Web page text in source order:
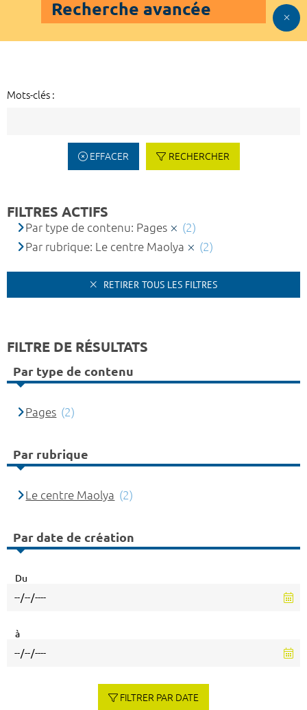
Recherche avancée
Mots-clés :
EFFACER RECHERCHER
FILTRES ACTIFS
Par type de contenu: Pages
(2)
Par rubrique: Le centre Maolya
(2)
RETIRER TOUS LES FILTRES
FILTRE DE RÉSULTATS
Par type de contenu
Pages (2)
Par rubrique
Le centre Maolya (2)
Par date de création
Du
à
FILTRER PAR DATE